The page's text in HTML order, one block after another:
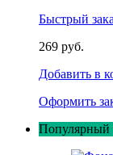
Быстрый
269 руб.
Добавить в
Оформить
Популярный